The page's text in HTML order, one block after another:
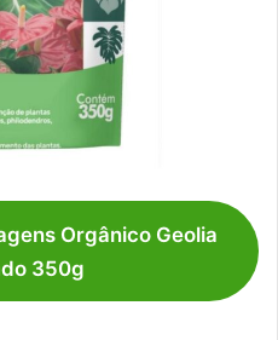
Orgânico Geolia
350g